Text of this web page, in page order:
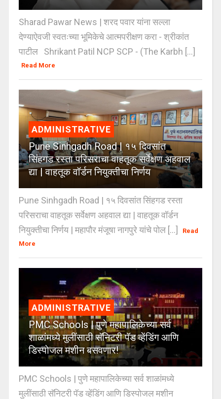
Sharad Pawar News | शरद पवार यांना सल्ला
देण्याऐवजी स्वतःच्या भूमिकेचे आत्मपरीक्षण करा - श्रीकांत
पाटील Shrikant Patil NCP SCP - (The Karbh [...]
Read More
ADMINISTRATIVE
Pune Sinhgadh Road | १५ दिवसांत
सिंहगड रस्ता परिसराचा वाहतूक सर्वेक्षण अहवाल
द्या | वाहतूक वॉर्डन नियुक्तीचा निर्णय
Pune Sinhgadh Road | १५ दिवसांत सिंहगड रस्ता
परिसराचा वाहतूक सर्वेक्षण अहवाल द्या | वाहतूक वॉर्डन
नियुक्तीचा निर्णय | महापौर मंजूषा नागपुरे यांचे पोल [...]
Read
More
ADMINISTRATIVE
PMC Schools | पुणे महापालिकेच्या सर्व
शाळांमध्ये मुलींसाठी सॅनिटरी पॅड व्हेंडिंग आणि
डिस्पोजल मशीन बसवणार!
PMC Schools | पुणे महापालिकेच्या सर्व शाळांमध्ये
मुलींसाठी सॅनिटरी पॅड व्हेंडिंग आणि डिस्पोजल मशीन